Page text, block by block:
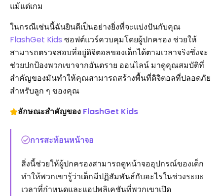
แม้แต่เกม
ในกรณีเช่นนี้ฉันยินดีเป็นอย่างยิ่งที่จะแบ่งปันกับคุณ
FlashGet Kids ซอฟต์แวร์ควบคุมโดยผู้ปกครอง ช่วยให้
สามารถตรวจสอบที่อยู่ดิจิตอลของเด็กได้ตามเวลาจริงซึ่งจะ
ช่วยปกป้องพวกเขาจากอันตราย ออนไลน์ มาดูคุณสมบัติที่
สำคัญของมันทำให้คุณสามารถสร้างพื้นที่ดิจิตอลที่ปลอดภัย
สำหรับลูก ๆ ของคุณ
ลักษณะสำคัญของ FlashGet Kids
การสะท้อนหน้าจอ
สิ่งนี้ช่วยให้ผู้ปกครองสามารถดูหน้าจออุปกรณ์ของเด็ก
ทำให้พวกเขารู้ว่าเด็กมีปฏิสัมพันธ์กับอะไรในช่วงระยะ
เวลาที่กำหนดและแอปพลิเคชันที่พวกเขาเปิด